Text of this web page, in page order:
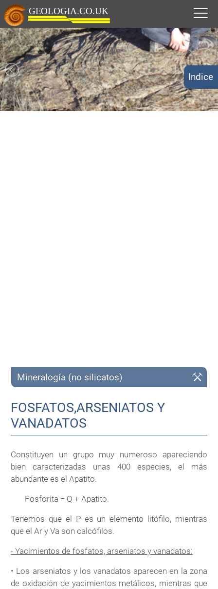
Mineralogía (no silicatos)
FOSFATOS,ARSENIATOS Y
VANADATOS
Constituyen un grupo muy numeroso apareciendo
bien caracterizadas unas 400 especies, el más
abundante es el Apatito.
Fosforita = Q + Apatito.
Tenemos que el P es un elemento litófilo, mientras
que el Ar y Va son calcófilos.
- Yacimientos de fosfatos, arseniatos y vanadatos:
• Los arseniatos y los vanadatos aparecen en la zona
de oxidación de yacimientos metálicos, mientras que
Indice